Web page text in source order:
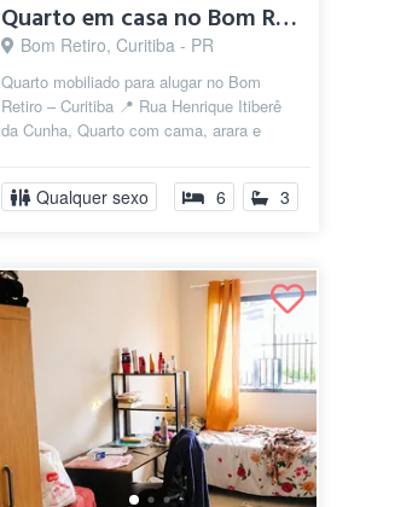
Quarto em casa no Bom Retiro (Centro Cív...
Bom Retiro, Curitiba - PR
Quarto mobiliado para alugar no Bom
Retiro – Curitiba 📍 Rua Henrique Itiberê
da Cunha, Quarto com cama, arara e
Qualquer sexo 6 3